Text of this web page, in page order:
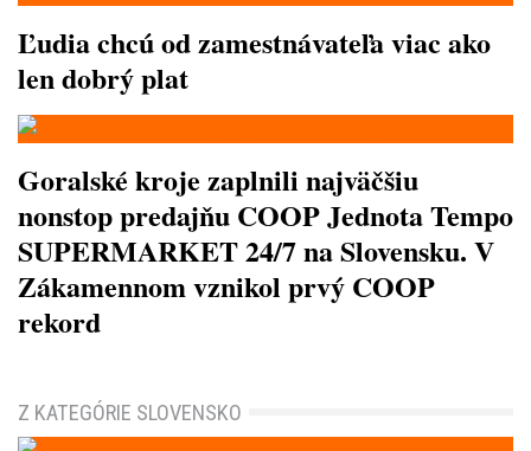
Ľudia chcú od zamestnávateľa viac ako
len dobrý plat
Goralské kroje zaplnili najväčšiu
nonstop predajňu COOP Jednota Tempo
SUPERMARKET 24/7 na Slovensku. V
Zákamennom vznikol prvý COOP
rekord
Z KATEGÓRIE SLOVENSKO